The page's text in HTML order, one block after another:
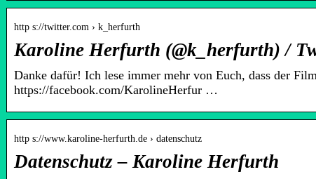
http s://twitter.com › k_herfurth
Karoline Herfurth (@k_herfurth) /
Danke dafür! Ich lese immer mehr von Euch, dass der
https://facebook.com/KarolineHerfur …
http s://www.karoline-herfurth.de › datenschutz
Datenschutz – Karoline Herfurth